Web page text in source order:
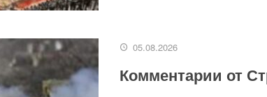
05.08.2026
Комментарии от